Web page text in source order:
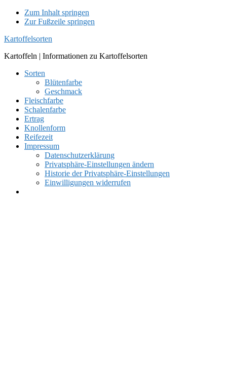
Zum Inhalt springen
Zur Fußzeile springen
Kartoffelsorten
Kartoffeln | Informationen zu Kartoffelsorten
Sorten
Blütenfarbe
Geschmack
Fleischfarbe
Schalenfarbe
Ertrag
Knollenform
Reifezeit
Impressum
Datenschutzerklärung
Privatsphäre-Einstellungen ändern
Historie der Privatsphäre-Einstellungen
Einwilligungen widerrufen